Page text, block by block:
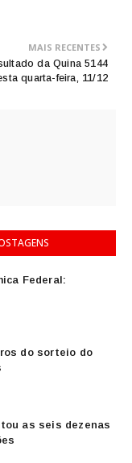
MAIS RECENTES
da Quina 5144
quarta-feira, 11/12
Federal:
do sorteio do
as seis dezenas